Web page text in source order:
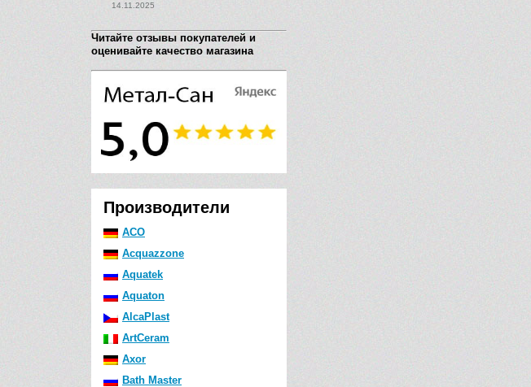
14.11.2025
Читайте отзывы покупателей и
оценивайте качество магазина
Производители
ACO
Acquazzone
Aquatek
Aquaton
AlcaPlast
ArtCeram
Axor
Bath Master